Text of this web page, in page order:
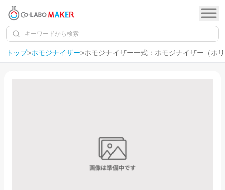
トップ>ホモジナイザー>ホモジナイザー一式：ホモジナイザー（ポ